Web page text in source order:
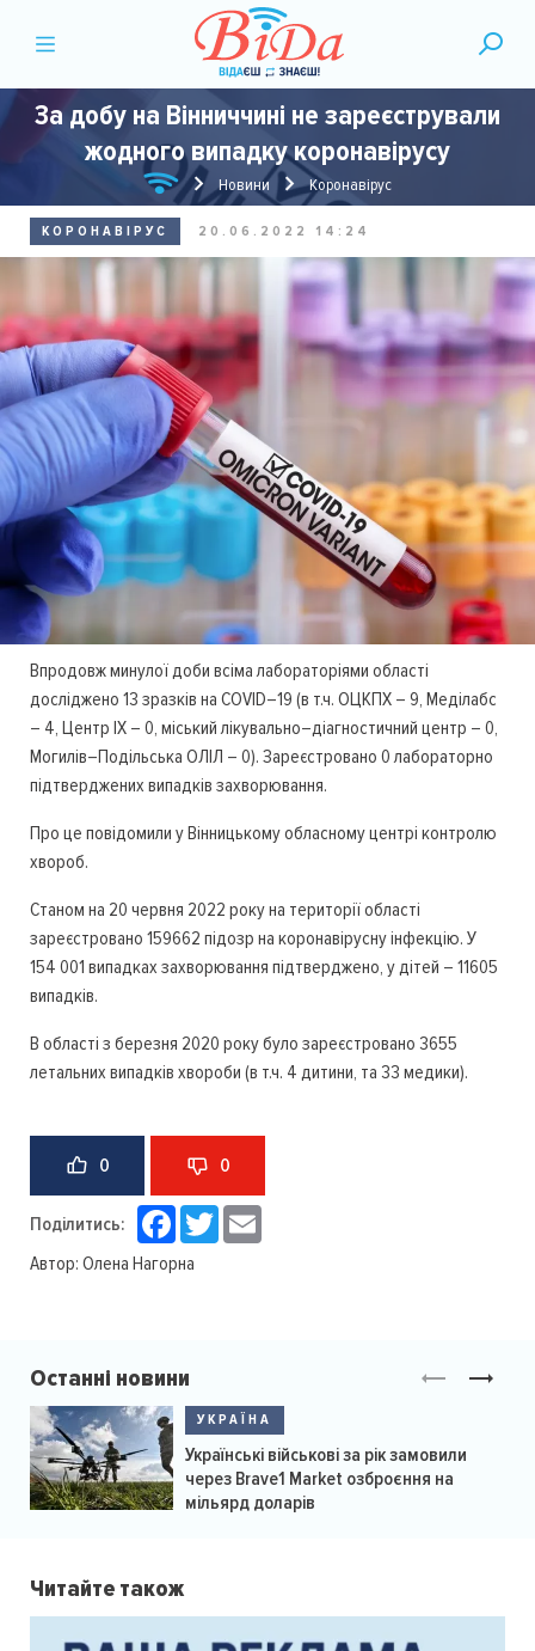
За добу на Вінниччині не зареєстрували
жодного випадку коронавірусу
Новини Коронавірус
КОРОНАВІРУС 20.06.2022 14:24
Впродовж минулої доби всіма лабораторіями області
досліджено 13 зразків на COVID–19 (в т.ч. ОЦКПХ – 9, Меділабс
– 4, Центр ІХ – 0, міський лікувально–діагностичний центр – 0,
Могилів–Подільська ОЛІЛ – 0). Зареєстровано 0 лабораторно
підтверджених випадків захворювання.
Про це повідомили у Вінницькому обласному центрі контролю
хвороб.
Станом на 20 червня 2022 року на території області
зареєстровано 159662 підозр на коронавірусну інфекцію. У
154 001 випадках захворювання підтверджено, у дітей – 11605
випадків.
В області з березня 2020 року було зареєстровано 3655
летальних випадків хвороби (в т.ч. 4 дитини, та 33 медики).
0 0
Поділитись: Facebook
Twitter
Автор: Олена Нагорна
Останні новини
УКРАЇНА
Українські військові за рік замовили
через Brave1 Market озброєння на
мільярд доларів
Читайте також